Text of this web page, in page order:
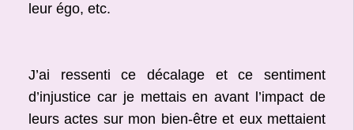
leur égo, etc.
J’ai ressenti ce décalage et ce sentiment
d’injustice car je mettais en avant l’impact de
leurs actes sur mon bien-être et eux mettaient